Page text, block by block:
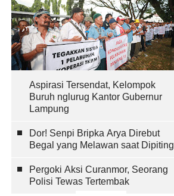
Aspirasi Tersendat, Kelompok
Buruh nglurug Kantor Gubernur
Lampung
Dor! Senpi Bripka Arya Direbut
Begal yang Melawan saat Dipiting
Pergoki Aksi Curanmor, Seorang
Polisi Tewas Tertembak